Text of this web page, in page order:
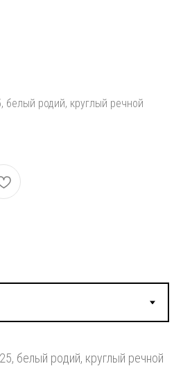
белый родий, круглый речной
белый родий, круглый речной